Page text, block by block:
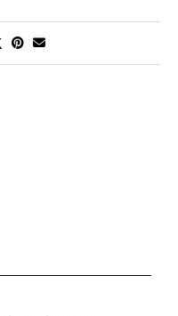
«Österreich».